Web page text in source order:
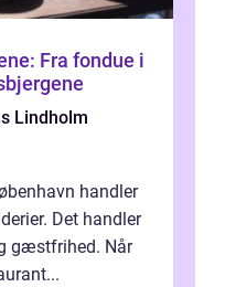
Fra fondue i
Lindholm
handler
Det handler
gæstfrihed. Når